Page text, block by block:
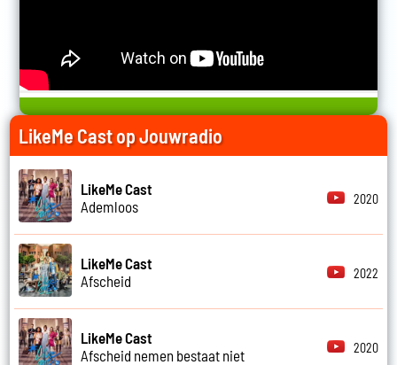
LikeMe Cast op Jouwradio
LikeMe Cast
Ademloos
2020
LikeMe Cast
Afscheid
2022
LikeMe Cast
Afscheid nemen bestaat niet
2020